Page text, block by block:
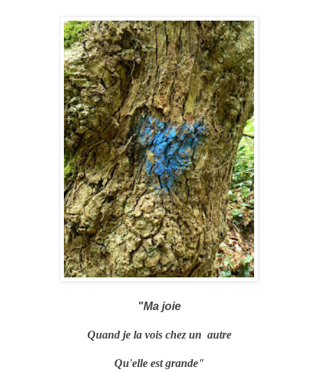
"Ma joie
Quand je la vois chez un autre
Qu'elle est grande"